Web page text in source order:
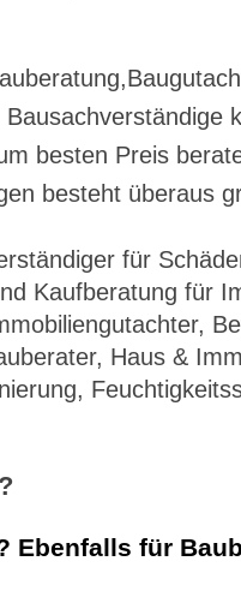
besten Preis
besteht überaus
für
Kaufberatung für
Haus &
für